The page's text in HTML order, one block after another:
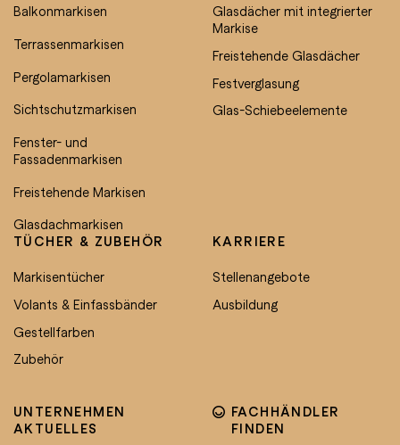
UNTERNEHMEN
AKTUELLES
Balkonmarkisen
Terrassenmarkisen
Pergolamarkisen
Sichtschutzmarkisen
Fenster- und
Fassadenmarkisen
Freistehende Markisen
Glasdachmarkisen
Glasdächer mit integrierter
Markise
Freistehende Glasdächer
Festverglasung
Glas-Schiebeelemente
TÜCHER & ZUBEHÖR
Markisentücher
Volants & Einfassbänder
Gestellfarben
Zubehör
KARRIERE
Stellenangebote
Ausbildung
FACHHÄNDLER
FINDEN